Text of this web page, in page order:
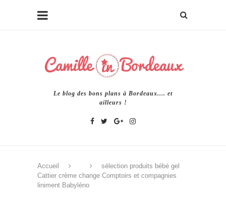
Le blog des bons plans à Bordeaux.... et
ailleurs !
Accueil
sélection produits bébé gel
Cattier crème change Comptoirs et compagnies
liniment Babyléno